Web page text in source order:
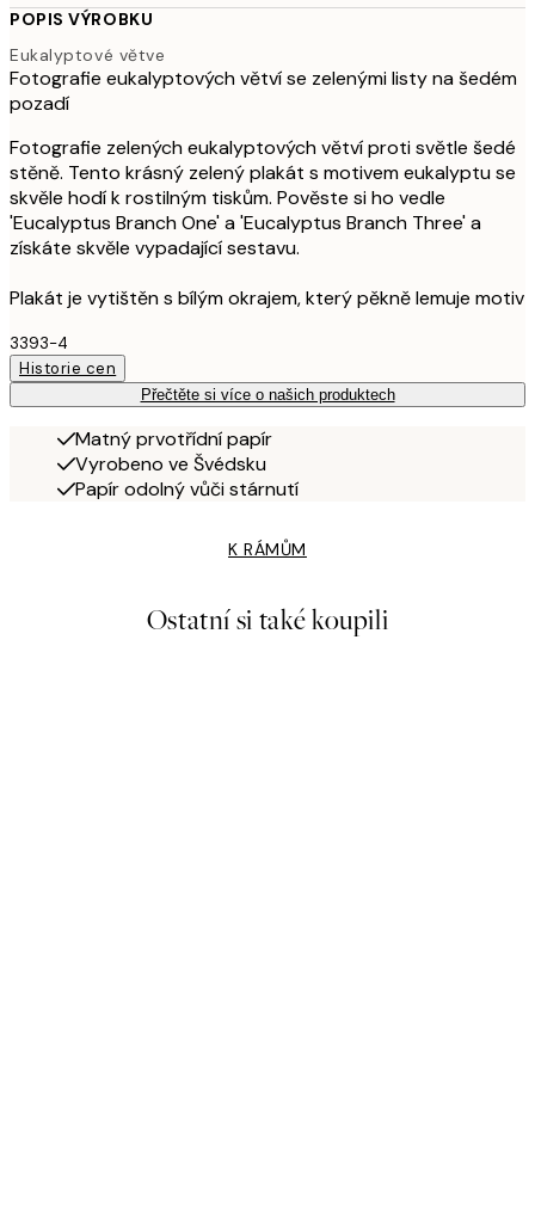
POPIS VÝROBKU
Eukalyptové větve
Fotografie eukalyptových větví se zelenými listy na šedém
pozadí
Fotografie zelených eukalyptových větví proti světle šedé
stěně. Tento krásný zelený plakát s motivem eukalyptu se
skvěle hodí k rostilným tiskům. Pověste si ho vedle
'Eucalyptus Branch One' a 'Eucalyptus Branch Three' a
získáte skvěle vypadající sestavu.
Plakát je vytištěn s bílým okrajem, který pěkně lemuje motiv
3393-4
Historie cen
Přečtěte si více o našich produktech
Matný prvotřídní papír
Vyrobeno ve Švédsku
Papír odolný vůči stárnutí
K RÁMŮM
Ostatní si také koupili